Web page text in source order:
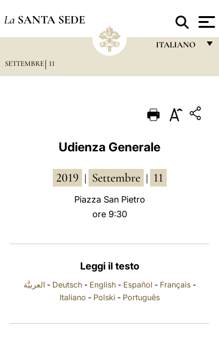
La SANTA SEDE
ITALIANO
PORTUGUÊS
POLSKI
SETTEMBRE 11
Udienza Generale
2019 Settembre 11
Piazza San Pietro
ore 9:30
Leggi il testo
العربيَّة - Deutsch- English- Español - Français-
Italiano - Polski - Português